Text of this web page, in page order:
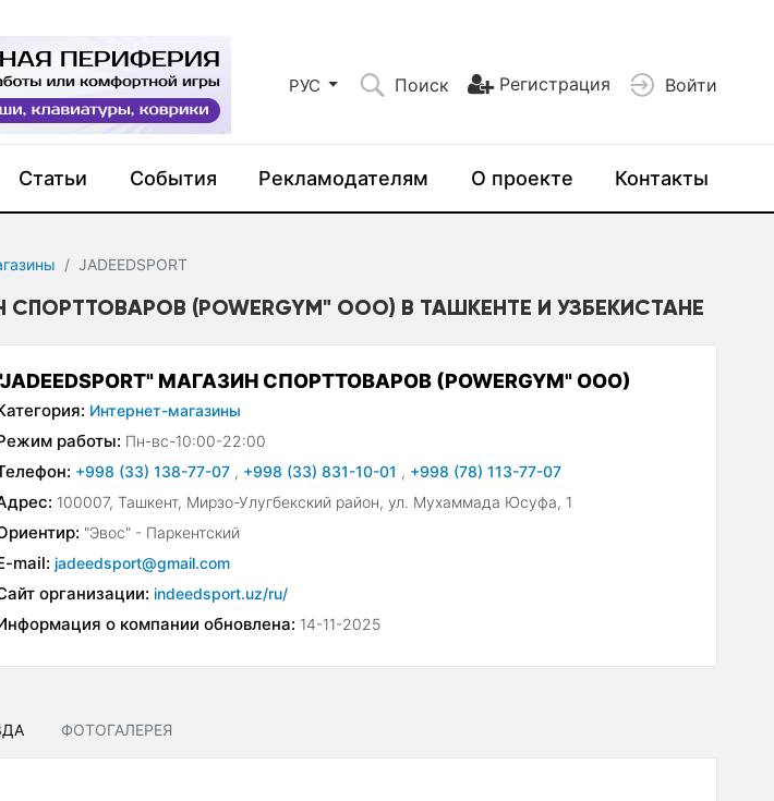
РУС Поиск Регистрация Войти
Статьи События Рекламодателям О проекте Контакты
JADEEDSPORT
СПОРТТОВАРОВ (POWERGYM" ООО) В ТАШКЕНТЕ И УЗБЕКИСТАНЕ
МАГАЗИН СПОРТТОВАРОВ (POWERGYM" ООО)
Интернет-магазины
работы: Пн-вс-10:00-22:00
+998 (33) 138-77-07 , +998 (33) 831-10-01 , +998 (78) 113-77-07
100007, Ташкент, Мирзо-Улугбекский район, ул. Мухаммада Юсуфа, 1
"Эвос" - Паркентский
mail: jadeedsport@gmail.com
организации: indeedsport.uz/ru/
о компании обновлена: 14-11-2025
ФОТОГАЛЕРЕЯ